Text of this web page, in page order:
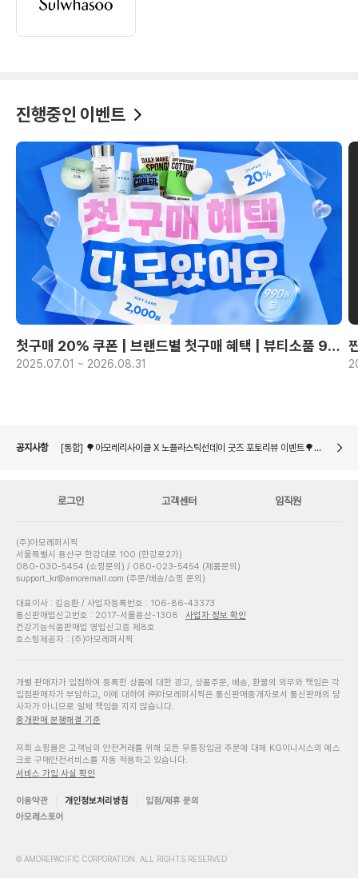
진행중인 이벤트
첫구매 20% 쿠폰 | 브랜드별 첫구매 혜택 | 뷰티소품 990원~
2025.07.01 ~ 2026.08.31
공지사항
[통합] 🌳아모레리사이클 X 노플라스틱선데이 굿즈 포토리뷰 이벤트🌳 당첨자 발표
로그인 고객센터 임직원
(주)아모레퍼시픽
서울특별시 용산구 한강대로 100 (한강로2가)
080-030-5454 (쇼핑문의) / 080-023-5454 (제품문의)
support_kr@amoremall.com (주문/배송/쇼핑 문의)
대표이사 : 김승환 / 사업자등록번호 : 106-86-43373
통신판매업신고번호 : 2017-서울용산-1308
사업자 정보 확인
건강기능식품판매업 영업신고증 제8호
호스팅제공자 : (주)아모레퍼시픽
개별 판매자가 입점하여 등록한 상품에 대한 광고, 상품주문, 배송, 환불의 의무와 책임은 각
입점판매자가 부담하고, 이에 대하여 ㈜아모레퍼시픽은 통신판매중개자로서 통신판매의 당
사자가 아니므로 일체 책임을 지지 않습니다.
중개판매 분쟁해결 기준
저희 쇼핑몰은 고객님의 안전거래를 위해 모든 무통장입금 주문에 대해 KG이니시스의 에스
크로 구매안전서비스를 자동 적용하고 있습니다.
서비스 가입 사실 확인
이용약관 개인정보처리방침
입점/제휴 문의
아모레스토어
© AMOREPACIFIC CORPORATION. ALL RIGHTS RESERVED